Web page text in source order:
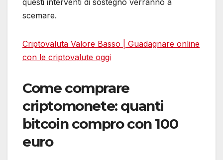
scemare.
Criptovaluta Valore Basso | Guadagnare online
con le criptovalute oggi
Come comprare
criptomonete: quanti
bitcoin compro con 100
euro